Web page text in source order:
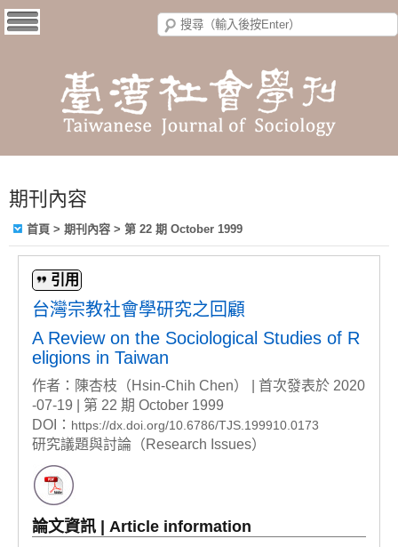
期刊內容
首頁 > 期刊內容 > 第 22 期 October 1999
引用
台灣宗教社會學研究之回顧
A Review on the Sociological Studies of R
eligions in Taiwan
作者：陳杏枝（Hsin-Chih Chen） | 首次發表於 2020
-07-19 | 第 22 期 October 1999
DOI： https://dx.doi.org/10.6786/TJS.199910.0173
研究議題與討論（Research Issues）
論文資訊 | Article information